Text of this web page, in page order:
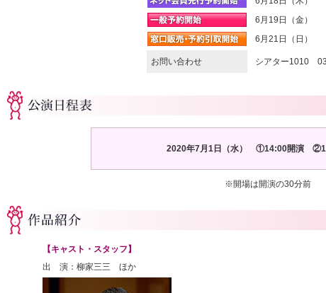
6月19日（金）
6月21日（日）
お問い合わせ シアター1010
2020年7月1日（水） ①14:00開演
※開場は開演の30分前
【キャスト・スタッフ】
出 演：柳家三三 ほか